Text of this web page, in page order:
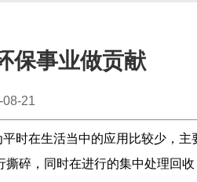
保事业做贡献
08-21
在生活当中的应用比较少，主
碎，同时在进行的集中处理回